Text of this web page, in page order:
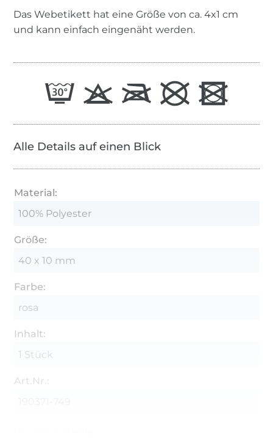
Das Webetikett hat eine Größe von ca. 4x1 cm
und kann einfach eingenäht werden.
Alle Details auf einen Blick
Material:
100% Polyester
Größe:
40 x 10 mm
Farbe:
rosa
Inhalt:
1 Stück
Art.Nr.: